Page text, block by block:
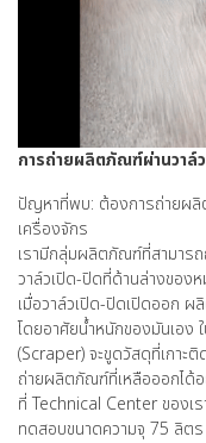
การถ่ายผลิตภัณฑ์ผ่านวา
ปัญหาที่พบ: ต้องการถ่ายผลิ
เครื่องจักร
เรามีกลุ่มผลิตภัณฑ์ที่สามาร
วาล์วเปิด-ปิดที่ด้านล่างของ
เมื่อวาล์วเปิด-ปิดเปิดออก ผ
โดยอาศัยน้ำหนักของมันเอง
(Scraper) จะขูดวัสดุที่เกาะ
ถ่ายผลิตภัณฑ์ที่เหลือออกได้อ
ที่ Technical Center ของเ
ทดสอบขนาดความจุ 75 ลิต